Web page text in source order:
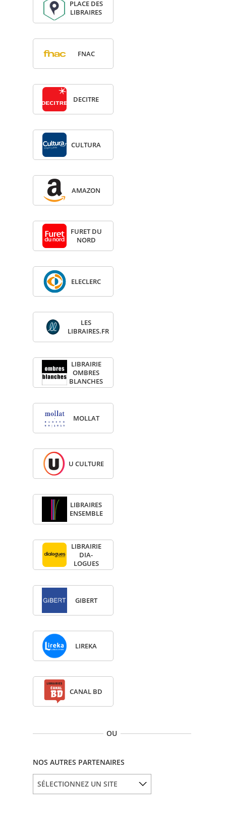
PLACE DES
LIBRAIRES
FNAC
DECITRE
CULTURA
AMA­ZON
FURET DU
NORD
ELE­CLERC
LES
LIBRAIRES.FR
LIBRAI­RIE
OMBRES
BLANCHES
MOL­LAT
U CULTURE
LIBRAIRES
ENSEMBLE
LIBRAI­RIE
DIA­
LOGUES
GIBERT
LIREKA
CANAL BD
OU
NOS AUTRES PARTENAIRES
SÉLECTIONNEZ UN SITE